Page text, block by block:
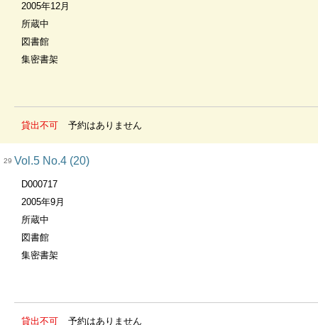
2005年12月
所蔵中
図書館
集密書架
貸出不可 予約はありません
29 Vol.5 No.4 (20)
D000717
2005年9月
所蔵中
図書館
集密書架
貸出不可 予約はありません